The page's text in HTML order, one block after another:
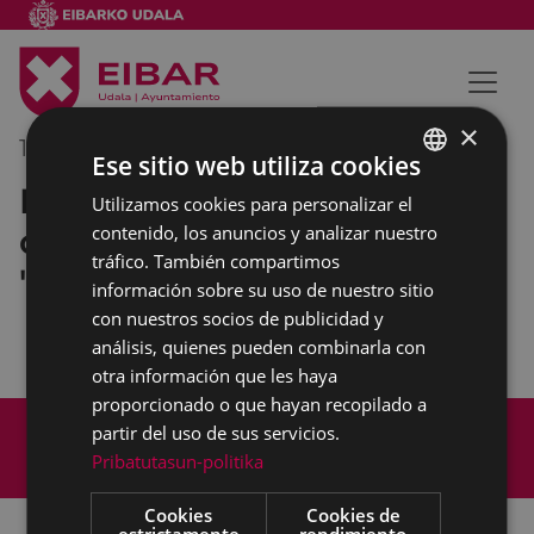
17/06/2018
Entrega de premios del
campeonato de ciclismo
"San Juan"
Mapa del Sitio
Aviso legal
BASQUE
SPANISH
×
Ese sitio web utiliza cookies
Utilizamos cookies para personalizar el
contenido, los anuncios y analizar nuestro
tráfico. También compartimos
información sobre su uso de nuestro sitio
con nuestros socios de publicidad y
análisis, quienes pueden combinarla con
otra información que les haya
proporcionado o que hayan recopilado a
partir del uso de sus servicios.
Pribatutasun-politika
Cookies
Cookies de